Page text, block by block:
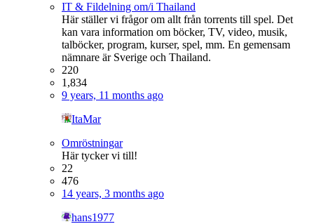
IT & Fildelning om/i Thailand
Här ställer vi frågor om allt från torrents till spel. Det
kan vara information om böcker, TV, video, musik,
talböcker, program, kurser, spel, mm. En gemensam
nämnare är Sverige och Thailand.
220
1,834
9 years, 11 months ago
ItaMar
Omröstningar
Här tycker vi till!
22
476
14 years, 3 months ago
hans1977